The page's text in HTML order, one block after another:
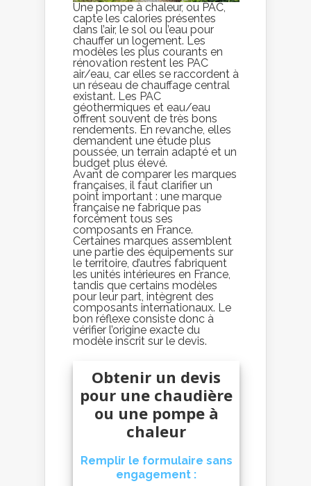
Une pompe à chaleur, ou PAC,
capte les calories présentes
dans l’air, le sol ou l’eau pour
chauffer un logement. Les
modèles les plus courants en
rénovation restent les PAC
air/eau, car elles se raccordent à
un réseau de chauffage central
existant. Les PAC
géothermiques et eau/eau
offrent souvent de très bons
rendements. En revanche, elles
demandent une étude plus
poussée, un terrain adapté et un
budget plus élevé.
Avant de comparer les marques
françaises, il faut clarifier un
point important : une marque
française ne fabrique pas
forcément tous ses
composants en France.
Certaines marques assemblent
une partie des équipements sur
le territoire, d’autres fabriquent
les unités intérieures en France,
tandis que certains modèles
pour leur part, intègrent des
composants internationaux. Le
bon réflexe consiste donc à
vérifier l’origine exacte du
modèle inscrit sur le devis.
Obtenir un devis
pour une chaudière
ou une pompe à
chaleur
Remplir le formulaire sans
engagement :